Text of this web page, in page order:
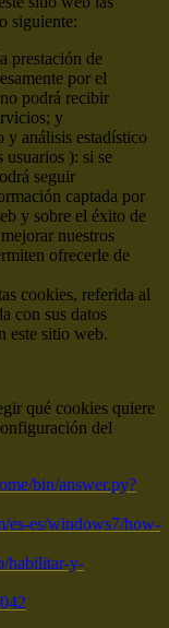
siguiente:
prestación de
por el
podrá recibir
y
y análisis estadístico
): si se
seguir
captada por
y sobre el éxito de
nuestros
ofrecerle de
cookies, referida al
con sus datos
este sitio web.
qué cookies quiere
del
bin/answer.py?
es-es/windows7/how-
habilitar-y-